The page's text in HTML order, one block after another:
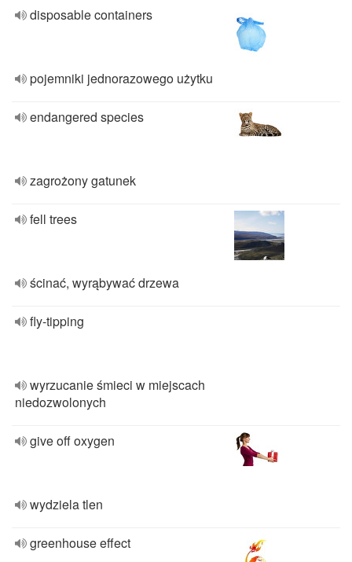
disposable containers
pojemniki jednorazowego użytku
endangered species
zagrożony gatunek
fell trees
ścinać, wyrąbywać drzewa
fly-tipping
wyrzucanie śmieci w miejscach
niedozwolonych
give off oxygen
wydziela tlen
greenhouse effect